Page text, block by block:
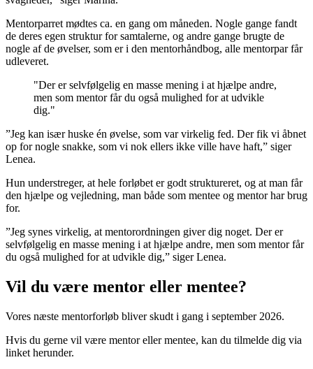
Mentorparret mødtes ca. en gang om måneden. Nogle gange fandt
de deres egen struktur for samtalerne, og andre gange brugte de
nogle af de øvelser, som er i den mentorhåndbog, alle mentorpar får
udleveret.
"Der er selvfølgelig en masse mening i at hjælpe andre,
men som mentor får du også mulighed for at udvikle
dig."
”Jeg kan især huske én øvelse, som var virkelig fed. Der fik vi åbnet
op for nogle snakke, som vi nok ellers ikke ville have haft,” siger
Lenea.
Hun understreger, at hele forløbet er godt struktureret, og at man får
den hjælpe og vejledning, man både som mentee og mentor har brug
for.
”Jeg synes virkelig, at mentorordningen giver dig noget. Der er
selvfølgelig en masse mening i at hjælpe andre, men som mentor får
du også mulighed for at udvikle dig,” siger Lenea.
Vil du være mentor eller mentee?
Vores næste mentorforløb bliver skudt i gang i september 2026.
Hvis du gerne vil være mentor eller mentee, kan du tilmelde dig via
linket herunder.